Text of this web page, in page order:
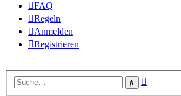
FAQ
Regeln
Anmelden
Registrieren
Suche